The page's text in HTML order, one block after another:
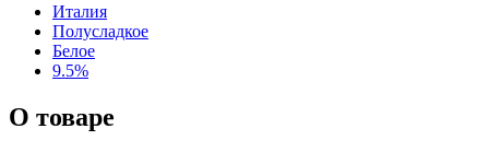
Италия
Полусладкое
Белое
9.5%
О товаре